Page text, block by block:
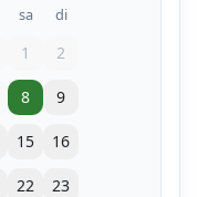
sa di
1 2
8 9
15 16
22 23